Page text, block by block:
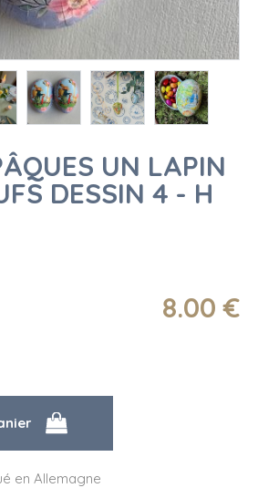
UN LAPIN
DESSIN 4 - H
8.00 €
en Allemagne